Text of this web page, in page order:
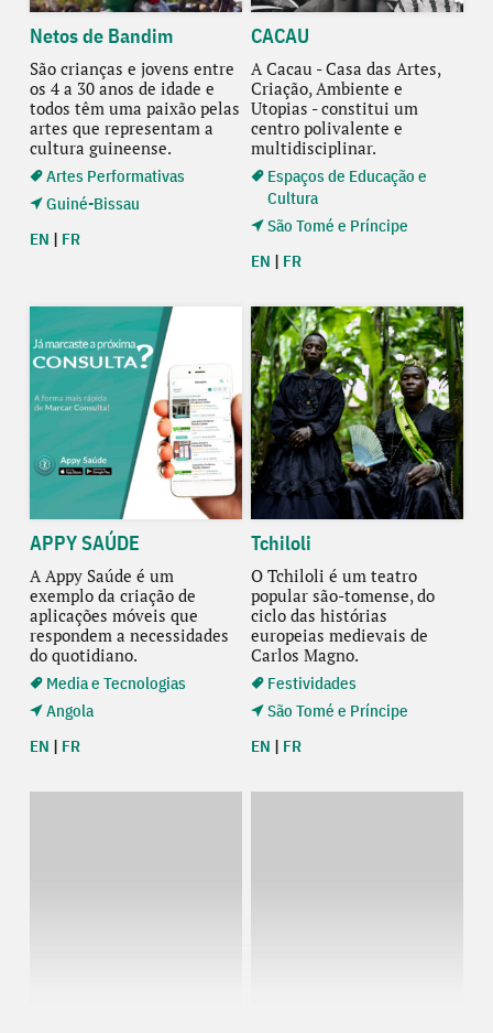
Netos de Bandim
São crianças e jovens entre
os 4 a 30 anos de idade e
todos têm uma paixão pelas
artes que representam a
cultura guineense.
Artes Performativas
Guiné-Bissau
EN | FR
CACAU
A Cacau - Casa das Artes,
Criação, Ambiente e
Utopias - constitui um
centro polivalente e
multidisciplinar.
Espaços de Educação e
Cultura
São Tomé e Príncipe
EN | FR
APPY SAÚDE
A Appy Saúde é um
exemplo da criação de
aplicações móveis que
respondem a necessidades
do quotidiano.
Media e Tecnologias
Angola
EN | FR
Tchiloli
O Tchiloli é um teatro
popular são-tomense, do
ciclo das histórias
europeias medievais de
Carlos Magno.
Festividades
São Tomé e Príncipe
EN | FR